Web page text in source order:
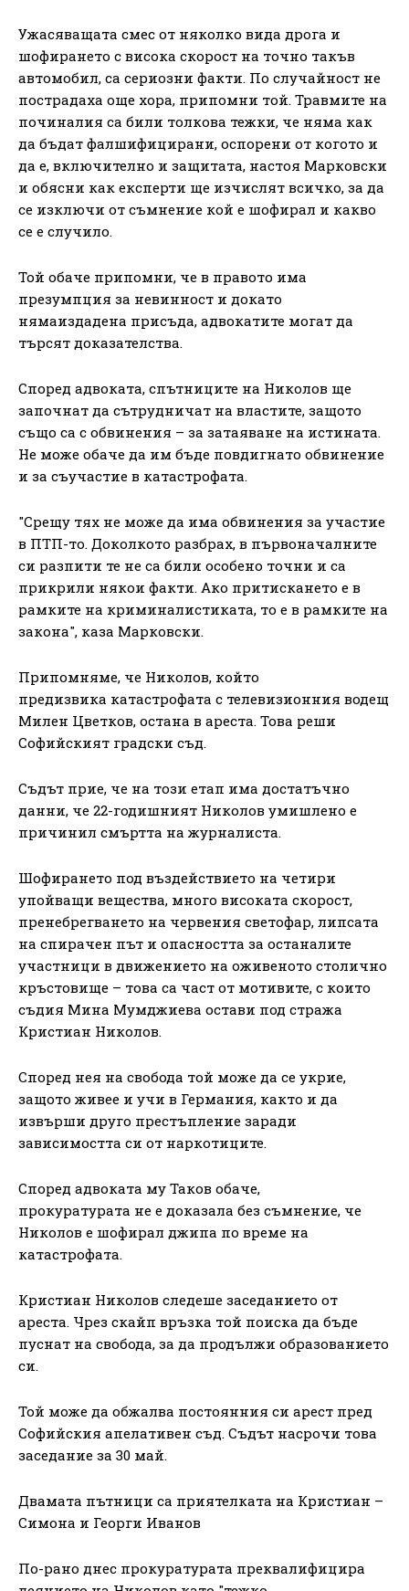
Ужасяващата смес от няколко вида дрога и
шофирането с висока скорост на точно такъв
автомобил, са сериозни факти. По случайност не
пострадаха още хора, припомни той. Травмите на
починалия са били толкова тежки, че няма как
да бъдат фалшифицирани, оспорени от когото и
да е, включително и защитата, настоя Марковски
и обясни как експерти ще изчислят всичко, за да
се изключи от съмнение кой е шофирал и какво
се е случило.
Той обаче припомни, че в правото има
презумпция за невинност и докато
нямаиздадена присъда, адвокатите могат да
търсят доказателства.
Според адвоката, спътниците на Николов ще
започнат да сътрудничат на властите, защото
също са с обвинения – за затаяване на истината.
Не може обаче да им бъде повдигнато обвинение
и за съучастие в катастрофата.
"Срещу тях не може да има обвинения за участие
в ПТП-то. Доколкото разбрах, в първоначалните
си разпити те не са били особено точни и са
прикрили някои факти. Ако притискането е в
рамките на криминалистиката, то е в рамките на
закона", каза Марковски.
Припомняме, че Николов, който
предизвика катастрофата с телевизионния водещ
Милен Цветков, остана в ареста. Това реши
Софийският градски съд.
Съдът прие, че на този етап има достатъчно
данни, че 22-годишният Николов умишлено е
причинил смъртта на журналиста.
Шофирането под въздействието на четири
упойващи вещества, много високата скорост,
пренебрегването на червения светофар, липсата
на спирачен път и опасността за останалите
участници в движението на оживеното столично
кръстовище – това са част от мотивите, с които
съдия Мина Мумджиева остави под стража
Кристиан Николов.
Според нея на свобода той може да се укрие,
защото живее и учи в Германия, както и да
извърши друго престъпление заради
зависимостта си от наркотиците.
Според адвоката му Таков обаче,
прокуратурата не е доказала без съмнение, че
Николов е шофирал джипа по време на
катастрофата.
Кристиан Николов следеше заседанието от
ареста. Чрез скайп връзка той поиска да бъде
пуснат на свобода, за да продължи образованието
си.
Той може да обжалва постоянния си арест пред
Софийския апелативен съд. Съдът насрочи това
заседание за 30 май.
Двамата пътници са приятелката на Кристиан –
Симона и Георги Иванов
По-рано днес прокуратурата преквалифицира